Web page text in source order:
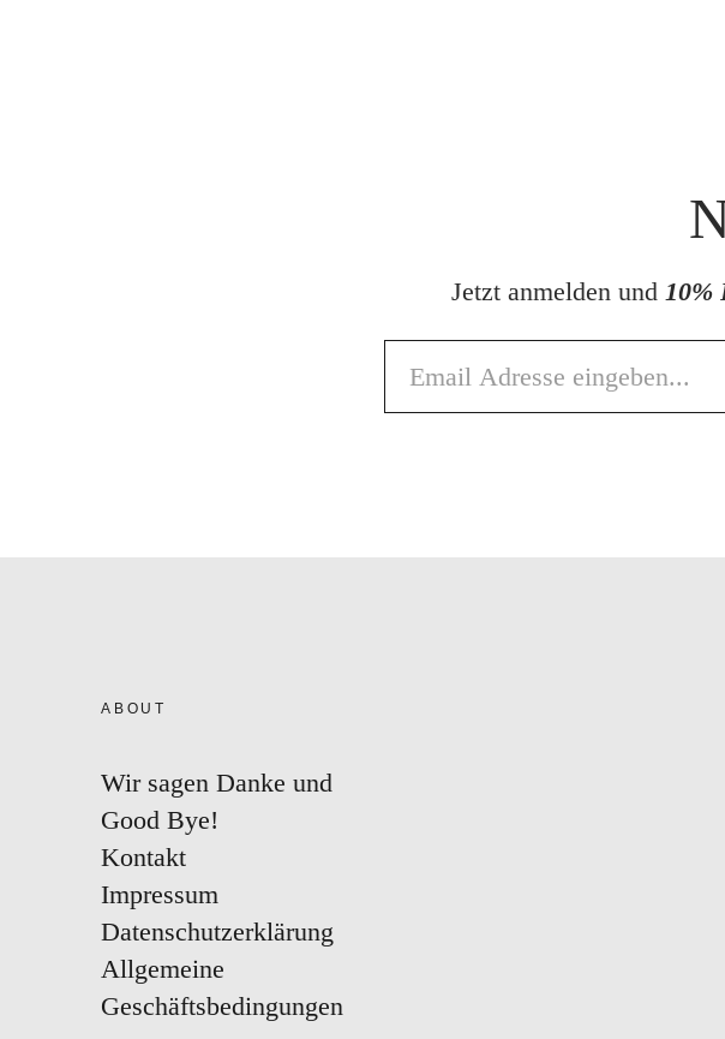
Jetzt anmelden und 10%
ABOUT
Wir sagen Danke und
Good Bye!
Kontakt
Impressum
Datenschutzerklärung
Allgemeine
Geschäftsbedingungen